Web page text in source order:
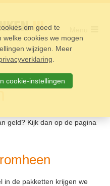
geld? Kijk dan op de pagina
in de pakketten krijgen we
doneren
om goed te
welke cookies we mogen
wijzigen. Meer
cookie-instellingen